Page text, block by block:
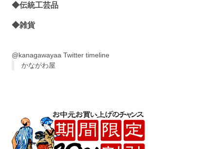
◆伝統工芸品
◆雑貨
@kanagawayaa Twitter timeline
かながわ屋